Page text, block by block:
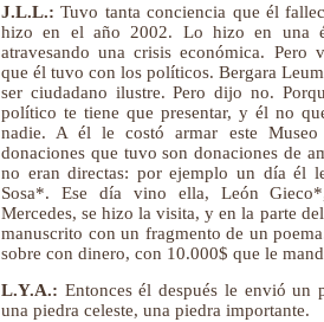
J.L.L.: Tuvo tanta conciencia que él
hizo en el año 2002. Lo hizo en una
atravesando una crisis económica. Pero
que él tuvo con los políticos. Bergara
ser ciudadano ilustre. Pero dijo no.
político te tiene que presentar, y él no
nadie. A él le costó armar este
donaciones que tuvo son donaciones de
no eran directas: por ejemplo un día él
Sosa*. Ese día vino ella, León
Mercedes, se hizo la visita, y en la parte
manuscrito con un fragmento de un
sobre con dinero, con 10.000$ que le
L.Y.A.: Entonces él después le envió un
una piedra celeste, una piedra importante.